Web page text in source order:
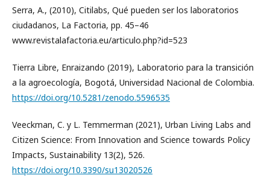
Serra, A., (2010), Citilabs, Qué pueden ser los laboratorios
ciudadanos, La Factoria, pp. 45–46
www.revistalafactoria.eu/articulo.php?id=523
Tierra Libre, Enraizando (2019), Laboratorio para la transición
a la agroecología, Bogotá, Universidad Nacional de Colombia.
https://doi.org/10.5281/zenodo.5596535
Veeckman, C. y L. Temmerman (2021), Urban Living Labs and
Citizen Science: From Innovation and Science towards Policy
Impacts, Sustainability 13(2), 526.
https://doi.org/10.3390/su13020526